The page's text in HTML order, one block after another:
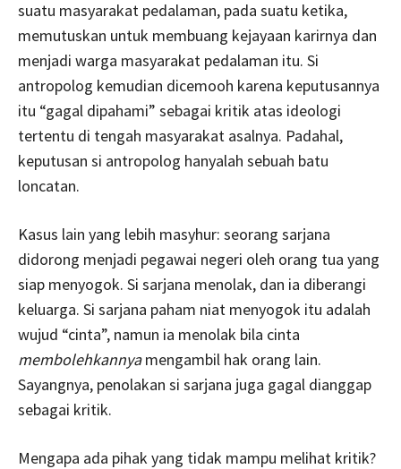
suatu masyarakat pedalaman, pada suatu ketika,
memutuskan untuk membuang kejayaan karirnya dan
menjadi warga masyarakat pedalaman itu. Si
antropolog kemudian dicemooh karena keputusannya
itu “gagal dipahami” sebagai kritik atas ideologi
tertentu di tengah masyarakat asalnya. Padahal,
keputusan si antropolog hanyalah sebuah batu
loncatan.
Kasus lain yang lebih masyhur: seorang sarjana
didorong menjadi pegawai negeri oleh orang tua yang
siap menyogok. Si sarjana menolak, dan ia diberangi
keluarga. Si sarjana paham niat menyogok itu adalah
wujud “cinta”, namun ia menolak bila cinta
membolehkannyamengambil hak orang lain.
Sayangnya, penolakan si sarjana juga gagal dianggap
sebagai kritik.
Mengapa ada pihak yang tidak mampu melihat kritik?